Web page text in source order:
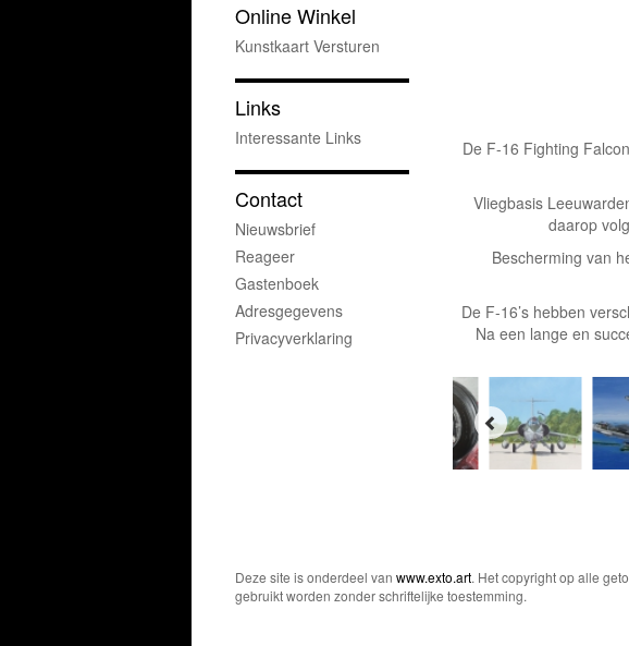
De F-16 Fighting
Vliegbasis
daarop
Bescherming van
De F-16’s hebben
Na een lange en
Online Winkel
Kunstkaart Versturen
Links
Interessante Links
Contact
Nieuwsbrief
Reageer
Gastenboek
Adresgegevens
Privacyverklaring
Deze site is onderdeel van www.exto.art. Het copyright op alle
gebruikt worden zonder schriftelijke toestemming.